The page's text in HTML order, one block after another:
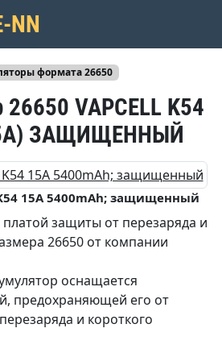
NN
формата 26650
VAPCELL K54
ЗАЩИЩЕННЫЙ
15A 5400mAh; защищенный
платой защиты от перезаряда и
26650 от компании
оснащается
предохраняющей его от
и короткого